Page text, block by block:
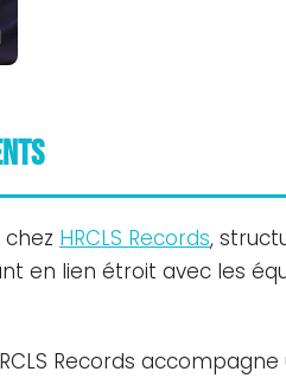
HRCLS Records,
en lien étroit avec les
Records accompagne